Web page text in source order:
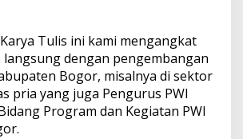
Tulis ini kami mengangkat
dengan pengembangan
Bogor, misalnya di sektor
pria yang juga Pengurus PWI
Program dan Kegiatan PWI